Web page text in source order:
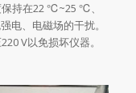
持在22 ℃~25 ℃、
电、电磁场的干扰。
V以免损坏仪器。